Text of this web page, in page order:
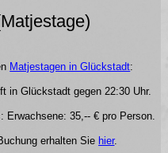
Matjestagen in Glückstadt:
in Glückstadt gegen 22:30 Uhr.
35,-- € pro Person.
erhalten Sie hier.